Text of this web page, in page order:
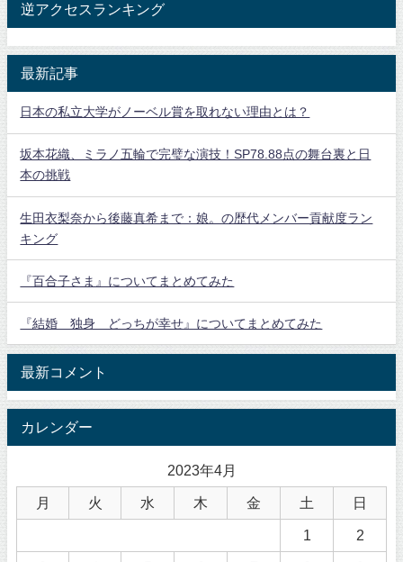
逆アクセスランキング
最新記事
日本の私立大学がノーベル賞を取れない理由とは？
坂本花織、ミラノ五輪で完璧な演技！SP78.88点の舞台裏と日
本の挑戦
生田衣梨奈から後藤真希まで：娘。の歴代メンバー貢献度ラン
キング
『百合子さま』についてまとめてみた
『結婚 独身 どっちが幸せ』についてまとめてみた
最新コメント
カレンダー
2023年4月
月 火 水 木 金 土 日
1 2